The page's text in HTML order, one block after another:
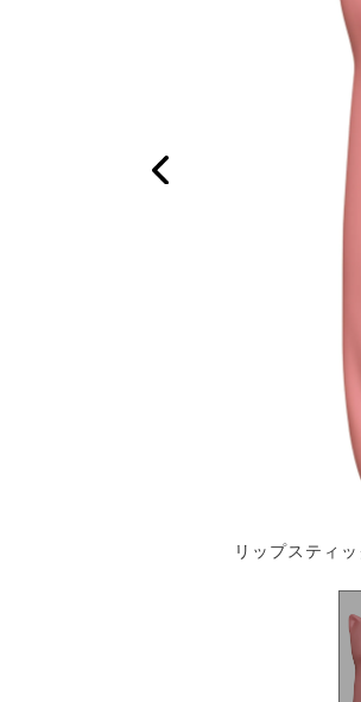
リップスティ